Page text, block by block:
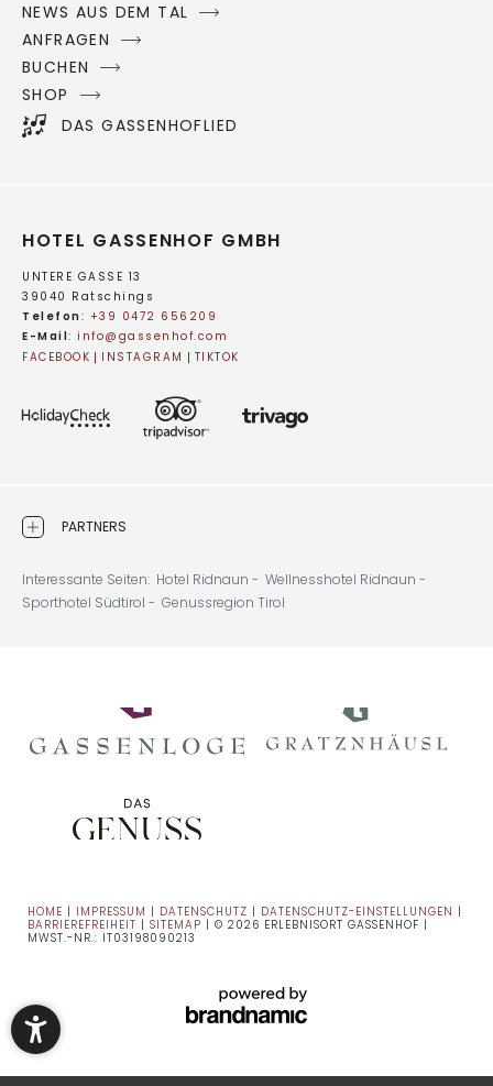
NEWS AUS DEM TAL
ANFRAGEN
BUCHEN
SHOP
DAS GASSENHOFLIED
HOTEL GASSENHOF GMBH
UNTERE GASSE 13
39040 Ratschings
Telefon: +39 0472 656209
E-Mail: info@ gassenhof.com
FACEBOOK
INSTAGRAM TIKTOK
PARTNERS
Interessante Seiten: Hotel Ridnaun - Wellnesshotel Ridnaun -
Sporthotel Südtirol - Genussregion Tirol
HOME | IMPRESSUM | DATENSCHUTZ | DATENSCHUTZ-EINSTELLUNGEN |
BARRIEREFREIHEIT | SITEMAP | © 2026 ERLEBNISORT GASSENHOF |
MWST.-NR.: IT03198090213